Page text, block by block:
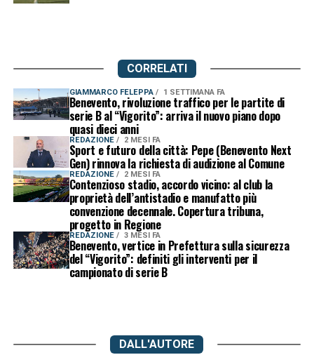
CORRELATI
GIAMMARCO FELEPPA 1 SETTIMANA FA
Benevento, rivoluzione traffico per le partite di
serie B al “Vigorito”: arriva il nuovo piano dopo
quasi dieci anni
REDAZIONE 2 MESI FA
Sport e futuro della città: Pepe (Benevento Next
Gen) rinnova la richiesta di audizione al Comune
REDAZIONE 2 MESI FA
Contenzioso stadio, accordo vicino: al club la
proprietà dell’antistadio e manufatto più
convenzione decennale. Copertura tribuna,
progetto in Regione
REDAZIONE 3 MESI FA
Benevento, vertice in Prefettura sulla sicurezza
del “Vigorito”: definiti gli interventi per il
campionato di serie B
DALL'AUTORE